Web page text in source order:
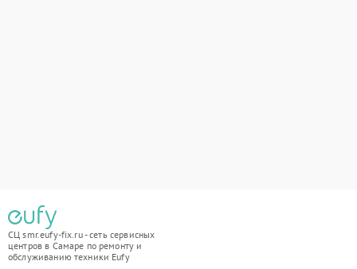
СЦ smr.eufy-fix.ru - сеть сервисных
центров в Самаре по ремонту и
обслуживанию техники Eufy